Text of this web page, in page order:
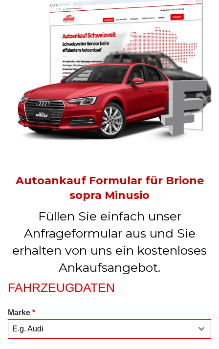
Autoankauf Formular für Brione
sopra Minusio
Füllen Sie einfach unser
Anfrageformular aus und Sie
erhalten von uns ein kostenloses
Ankaufsangebot.
FAHRZEUGDATEN
Marke *
E.g. Audi